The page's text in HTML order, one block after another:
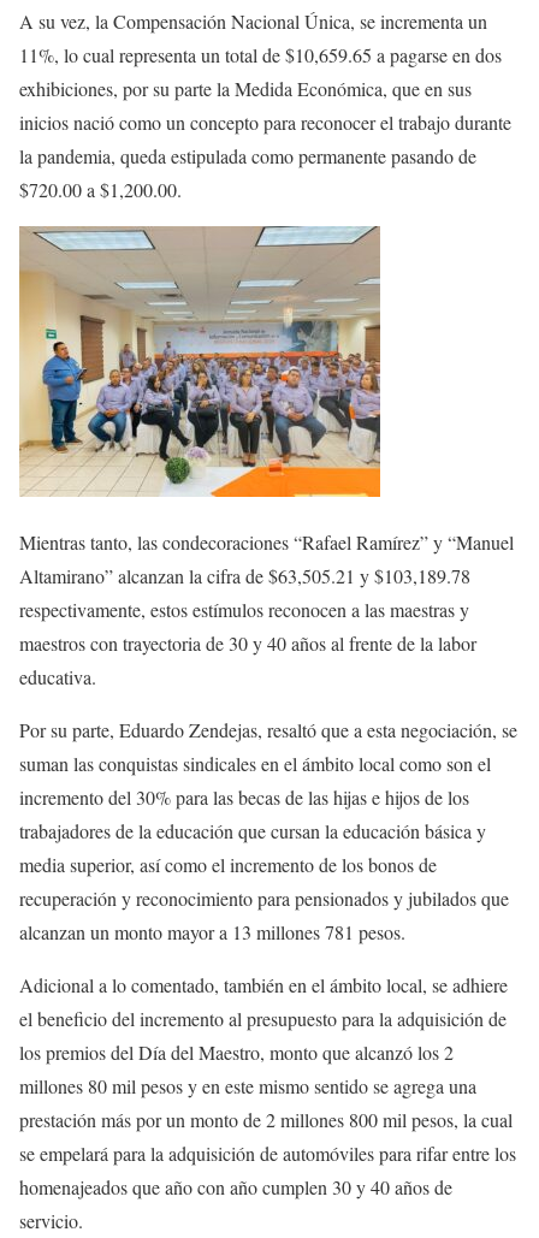
A su vez, la Compensación Nacional Única, se incrementa un
11%, lo cual representa un total de $10,659.65 a pagarse en dos
exhibiciones, por su parte la Medida Económica, que en sus
inicios nació como un concepto para reconocer el trabajo durante
la pandemia, queda estipulada como permanente pasando de
$720.00 a $1,200.00.
Mientras tanto, las condecoraciones “Rafael Ramírez” y “Manuel
Altamirano” alcanzan la cifra de $63,505.21 y $103,189.78
respectivamente, estos estímulos reconocen a las maestras y
maestros con trayectoria de 30 y 40 años al frente de la labor
educativa.
Por su parte, Eduardo Zendejas, resaltó que a esta negociación, se
suman las conquistas sindicales en el ámbito local como son el
incremento del 30% para las becas de las hijas e hijos de los
trabajadores de la educación que cursan la educación básica y
media superior, así como el incremento de los bonos de
recuperación y reconocimiento para pensionados y jubilados que
alcanzan un monto mayor a 13 millones 781 pesos.
Adicional a lo comentado, también en el ámbito local, se adhiere
el beneficio del incremento al presupuesto para la adquisición de
los premios del Día del Maestro, monto que alcanzó los 2
millones 80 mil pesos y en este mismo sentido se agrega una
prestación más por un monto de 2 millones 800 mil pesos, la cual
se empelará para la adquisición de automóviles para rifar entre los
homenajeados que año con año cumplen 30 y 40 años de
servicio.